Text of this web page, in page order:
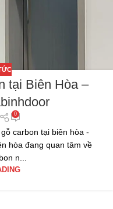
tại Biên Hòa –
0
carbon tại biên hòa -
hòa đang quan tâm về
n...